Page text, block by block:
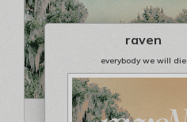
raven
everybody we will die